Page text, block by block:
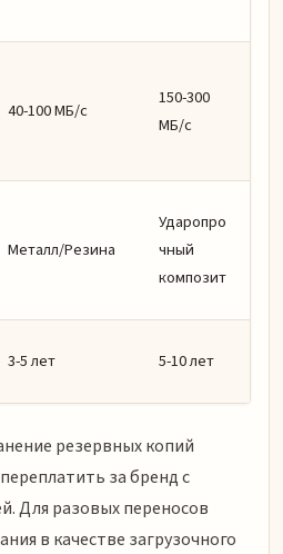
40-100 МБ/с
150-300
МБ/с
Металл/Резина
Ударопро
чный
композит
3-5 лет 5-10 лет
резервных копий
за бренд с
Для разовых переносов
в качестве загрузочного